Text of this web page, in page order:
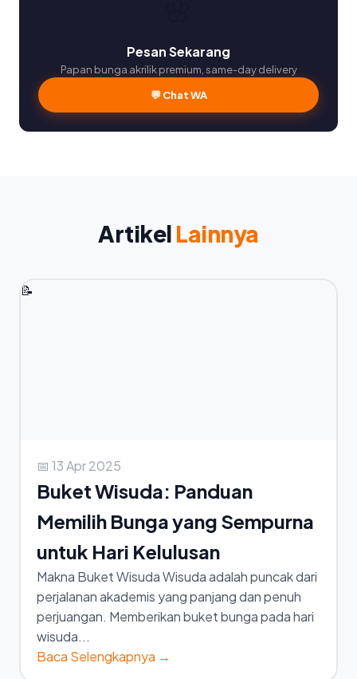
Pesan Sekarang
Papan bunga akrilik premium, same-day delivery
💬 Chat WA
Artikel Lainnya
📝
📅 13 Apr 2025
Buket Wisuda: Panduan
Memilih Bunga yang Sempurna
untuk Hari Kelulusan
Makna Buket Wisuda Wisuda adalah puncak dari
perjalanan akademis yang panjang dan penuh
perjuangan. Memberikan buket bunga pada hari
wisuda...
Baca Selengkapnya →